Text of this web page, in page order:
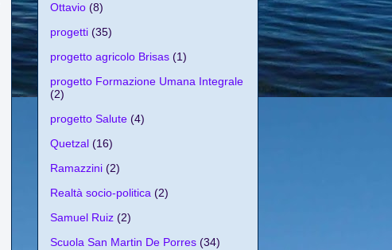
Ottavio (8)
progetti (35)
progetto agricolo Brisas (1)
progetto Formazione Umana Integrale
(2)
progetto Salute (4)
Quetzal (16)
Ramazzini (2)
Realtà socio-politica (2)
Samuel Ruiz (2)
Scuola San Martin De Porres (34)